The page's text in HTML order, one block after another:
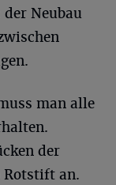
der Neubau
man alle
der
Rotstift an.